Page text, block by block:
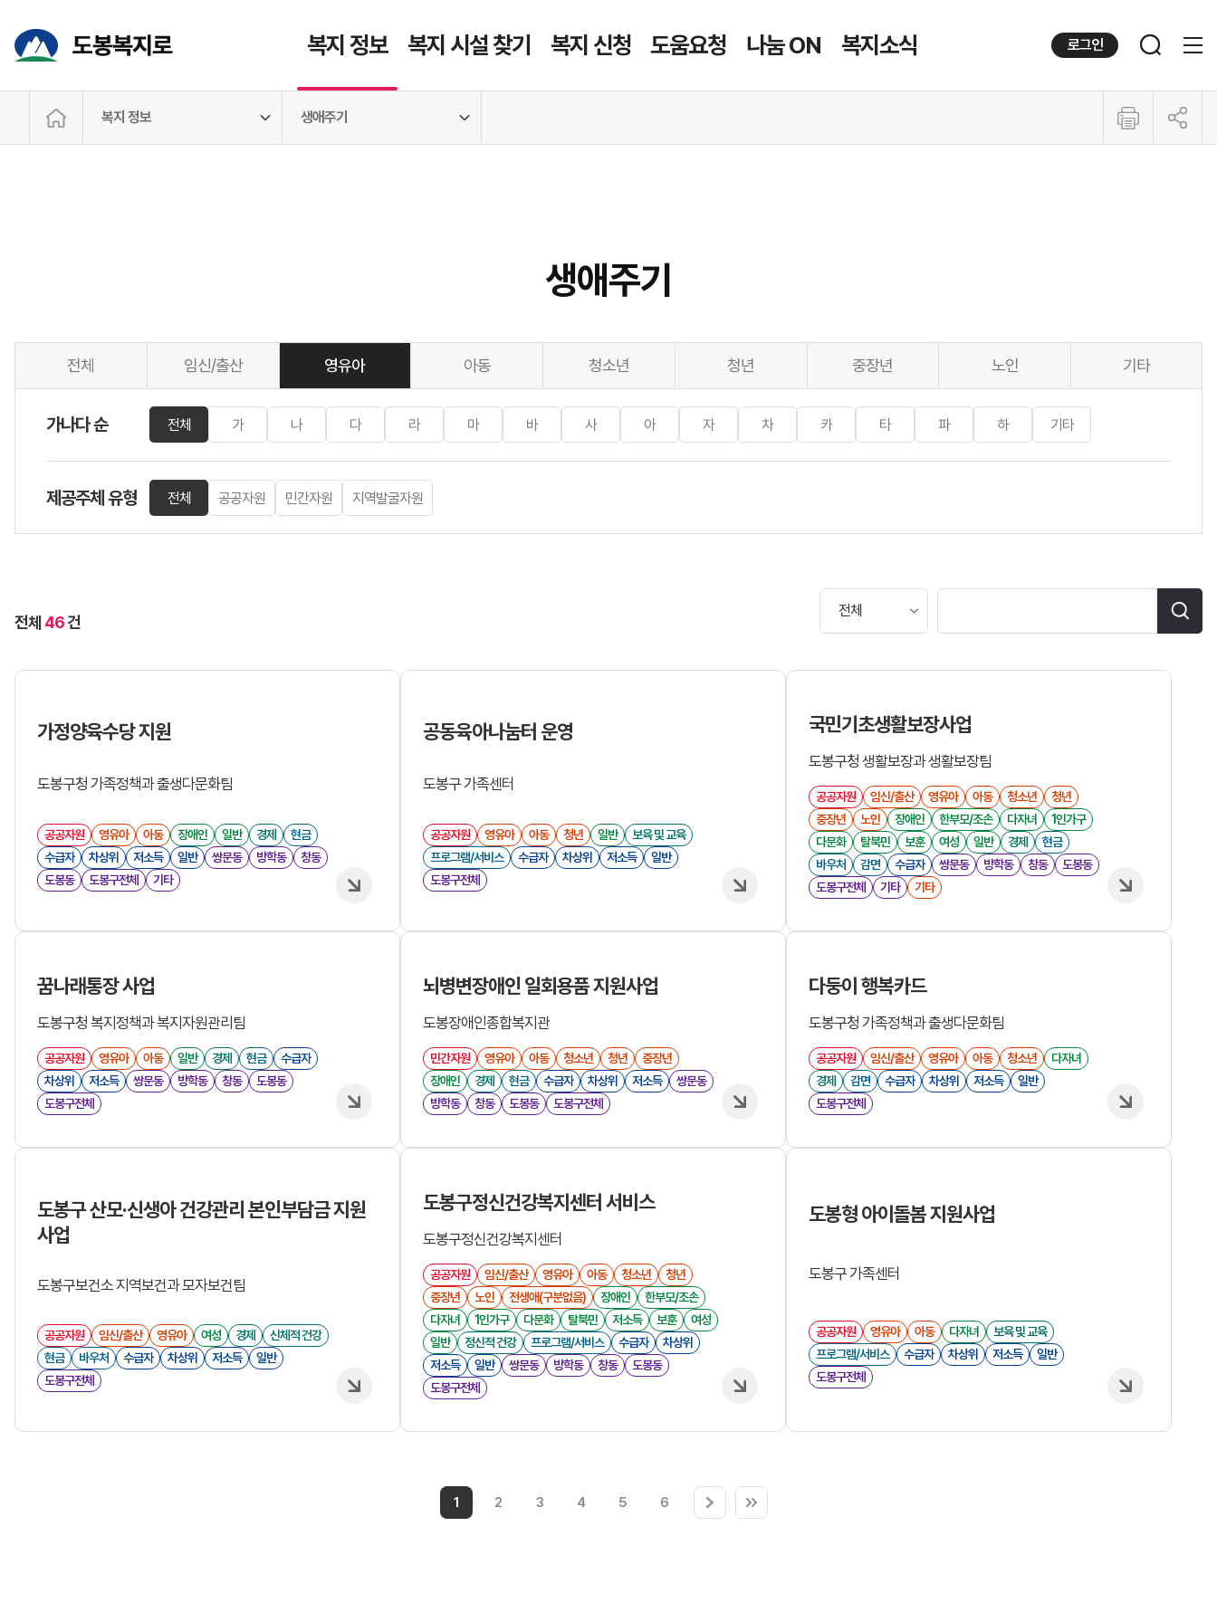
복지 정보 복지 시설 찾기 복지 신청 도움요청 나눔 ON 복지소식 로그인
복지 정보 생애주기
생애주기
전체 임신/출산 영유아 아동 청소년 청년 중장년 노인 기타
가나다 순 전체 가 나 다 라 마 바 사 아 자 차 카 타 파 하 기타
제공주체 유형 전체 공공자원 민간자원 지역발굴자원
전체 46건
가정양육수당 지원
도봉구청 가족정책과 출생다문화팀
공공자원 영유아 아동 장애인 일반 경제
현금
수급자
차상위 저소득 일반 쌍문동 방학동
창동
도봉동
도봉구전체 기타
공동육아나눔터 운영
도봉구 가족센터
공공자원 영유아 아동 청년 일반
보육 및 교육
프로그램/서비스
수급자 차상위 저소득
일반
도봉구전체
국민기초생활보장사업
도봉구청 생활보장과 생활보장팀
공공자원 임신/출산 영유아 아동 청소년
청년
중장년
노인 장애인 한부모/조손 다자녀
1인가구
다문화
탈북민 보훈 여성 일반 경제
현금
바우처
감면 수급자 쌍문동 방학동 창동
도봉동
도봉구전체
기타 기타
꿈나래통장 사업
도봉구청 복지정책과 복지자원관리팀
공공자원 영유아 아동 일반 경제 현금
수급자
차상위
저소득 쌍문동 방학동 창동
도봉동
도봉구전체
뇌병변장애인 일회용품 지원사업
도봉장애인종합복지관
민간자원 영유아 아동 청소년 청년
중장년
장애인
경제 현금 수급자 차상위 저소득
쌍문동
방학동
창동 도봉동 도봉구전체
다둥이 행복카드
도봉구청 가족정책과 출생다문화팀
공공자원 임신/출산 영유아 아동 청소년
다자녀
경제
감면 수급자 차상위 저소득
일반
도봉구전체
도봉구 산모·신생아 건강관리 본인부담금 지원
사업
도봉구보건소 지역보건과 모자보건팀
공공자원 임신/출산 영유아 여성 경제
신체적 건강
현금
바우처 수급자 차상위 저소득
일반
도봉구전체
도봉구정신건강복지센터 서비스
도봉구정신건강복지센터
공공자원 임신/출산 영유아 아동 청소년
청년
중장년
노인 전생애(구분없음) 장애인
한부모/조손
다자녀
1인가구 다문화 탈북민 저소득 보훈
여성
일반
정신적 건강 프로그램/서비스 수급자
차상위
저소득
일반 쌍문동 방학동 창동
도봉동
도봉구전체
도봉형 아이돌봄 지원사업
도봉구 가족센터
공공자원 영유아 아동 다자녀
보육 및 교육
프로그램/서비스
수급자 차상위 저소득
일반
도봉구전체
1 2 3 4 5 6